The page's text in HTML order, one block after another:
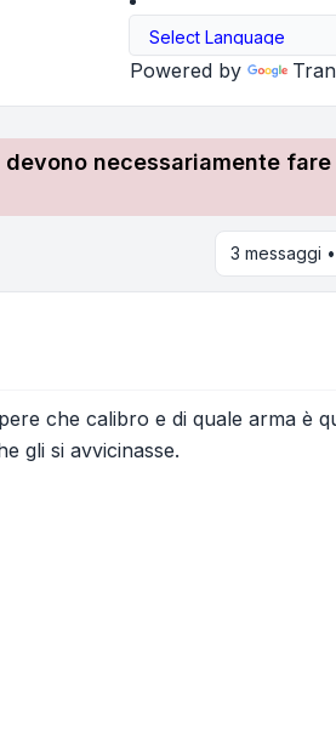
Powered by
necessariamente fare
3 messaggi
che calibro e di quale arma è
gli si avvicinasse.